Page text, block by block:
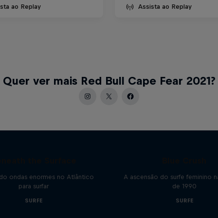
ao Replay Assista ao Replay
Quer ver mais Red Bull Cape Fear 2021?
ondas enormes no Atlântico
para surfar
SURFE
A ascensão do surfe feminino
de 1990
SURFE